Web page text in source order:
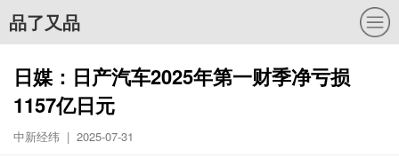
品了又品
日媒：日产汽车2025年第一财季净亏损
1157亿日元
中新经纬 | 2025-07-31